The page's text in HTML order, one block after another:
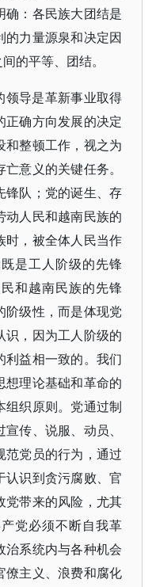
确：各民族大团结是
力量源泉和决定因
的平等、团结。
领导是革新事业取得
正确方向发展的决定
整顿工作，视之为
意义的关键任务。
锋队；党的诞生、存
人民和越南民族的
时，被全体人民当作
是工人阶级的先锋
和越南民族的先锋
阶级性，而是体现党
，因为工人阶级的
益相一致的。我们
想理论基础和革命的
织原则。党通过制
传、说服、动员、
党员的行为，通过
识到贪污腐败、官
党带来的风险，尤其
党必须不断自我革
治系统内与各种机会
僚主义、浪费和腐化